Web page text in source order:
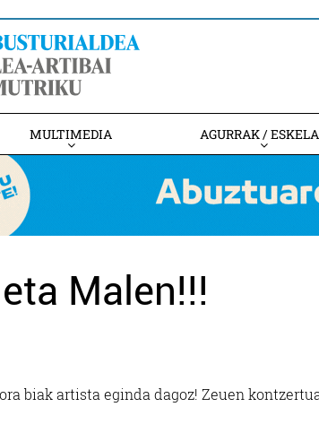
MULTIMEDIA AGURRAK /
Malen!!!
biak artista eginda dagoz! Zeuen